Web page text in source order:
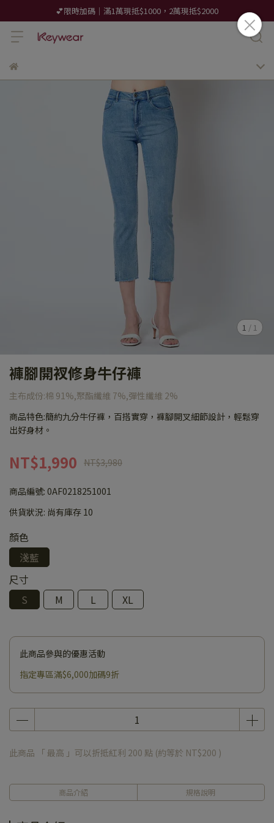
💕限時加碼｜滿1萬現抵$1000，2萬現抵$2000
1 / 1
褲腳開衩修身牛仔褲
主布成份:棉 91%,聚酯纖維 7%,彈性纖維 2%
商品特色:簡約九分牛仔褲，百搭實穿，褲腳開叉細節設計，輕鬆穿
出好身材。
NT$1,990 NT$3,980
商品編號: 0AF0218251001
供貨狀況: 尚有庫存 10
顏色
淺藍
尺寸
S
M L XL
此商品參與的優惠活動
指定專區滿$6,000加碼9折
此商品 「 最高 」可以折抵紅利 200 點 (約等於 NT$200 )
商品介紹 規格說明